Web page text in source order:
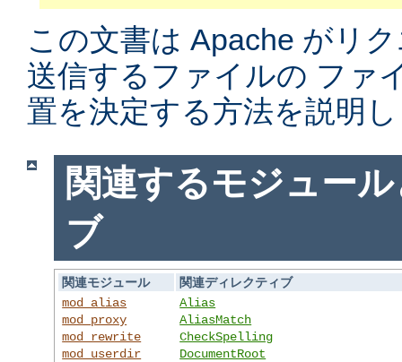
この文書は Apache がリ
送信するファイルの ファ
置を決定する方法を説明
関連するモジュー
ブ
関連モジュール
関連ディレクティブ
mod_alias
mod_proxy
mod_rewrite
mod_userdir
Alias
AliasMatch
CheckSpelling
DocumentRoot